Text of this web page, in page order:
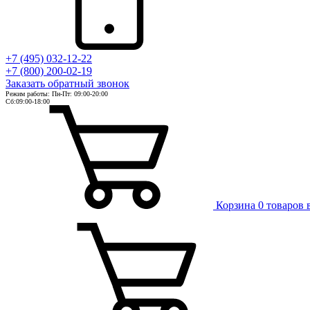
+7 (495) 032-12-22
+7 (800) 200-02-19
Заказать обратный звонок
Режим работы: Пн-Пт: 09:00-20:00
Сб:09:00-18:00
Корзина 0 товаров